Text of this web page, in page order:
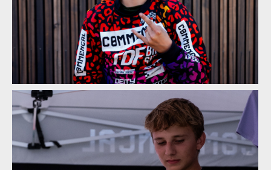
Norco Enduro Race Morávka - Jára Sijka / Enduroserie.cz
Norco Enduro Race Morávka - Jára Sijka / Enduroserie.cz
Norco Enduro Race Morávka - Jára Sijka / Enduroserie.cz
Norco Enduro Race Morávka - Jára Sijka / Enduroserie.cz
Norco Enduro Race Morávka - Jára Sijka / Enduroserie.cz
Norco Enduro Race Morávka - Jára Sijka / Enduroserie.cz
Norco Enduro Race Morávka - Jára Sijka / Enduroserie.cz
Norco Enduro Race Morávka - Jára Sijka / Enduroserie.cz